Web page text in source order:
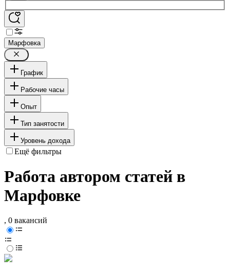
Марфовка
График
Рабочие часы
Опыт
Тип занятости
Уровень дохода
Ещё фильтры
Работа автором статей в
Марфовке
, 0 вакансий